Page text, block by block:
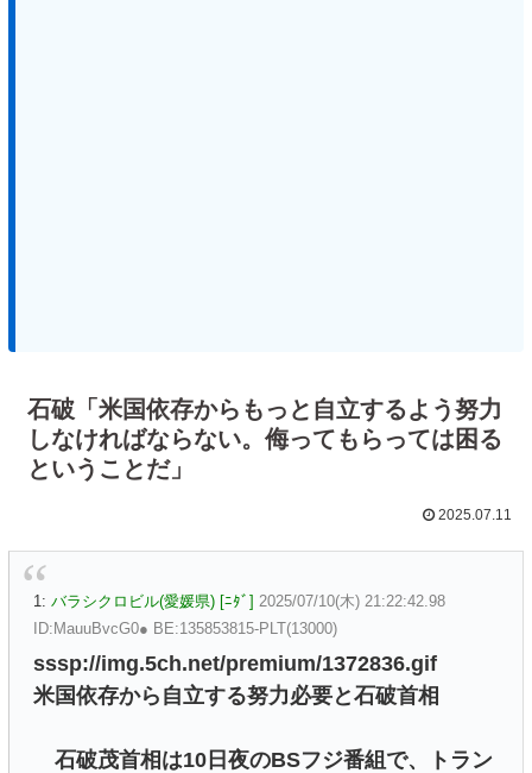
石破「米国依存からもっと自立するよう努力
しなければならない。侮ってもらっては困る
ということだ」
2025.07.11
1: バラシクロビル(愛媛県) [ﾆﾀﾞ] 2025/07/10(木) 21:22:42.98
ID:MauuBvcG0● BE:135853815-PLT(13000)
sssp://img.5ch.net/premium/1372836.gif
米国依存から自立する努力必要と石破首相
石破茂首相は10日夜のBSフジ番組で、トラン